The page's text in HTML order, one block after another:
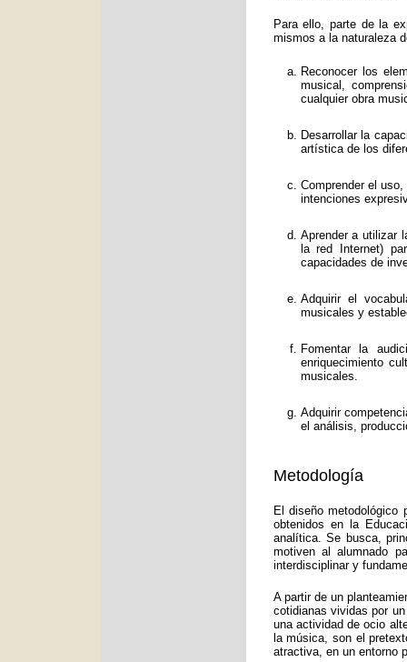
Para ello, parte de la
mismos a la naturaleza
Reconocer los
musical,
cualquier obra
Desarrollar la
artística de los
Comprender el
intenciones
Aprender a utilizar
la red Internet)
capacidades de
Adquirir el
musicales y
Fomentar la
enriquecimiento
musicales.
Adquirir
el análisis,
Metodología
El diseño metodológico
obtenidos en la
analítica. Se busca,
motiven al alumnado
interdisciplinar y
A partir de un
cotidianas vividas por
una actividad de ocio
la música, son el
atractiva, en un entorno